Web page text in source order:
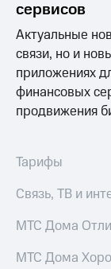
сервисов
Актуальные
связи, но и
приложениях
финансовых
продвижения
Тарифы
Связь, ТВ и
МТС Дома
МТС Дома